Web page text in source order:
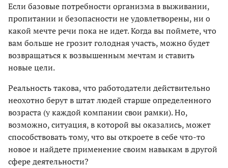
Если базовые потребности организма в выживании,
пропитании и безопасности не удовлетворены, ни о
какой мечте речи пока не идет. Когда вы поймете, что
вам больше не грозит голодная участь, можно будет
возвращаться к возвышенным мечтам и ставить
новые цели.
Реальность такова, что работодатели действительно
неохотно берут в штат людей старше определенного
возраста (у каждой компании свои рамки). Но,
возможно, ситуация, в которой вы оказались, может
способствовать тому, что вы откроете в себе что-то
новое и найдете применение своим навыкам в другой
сфере деятельности?